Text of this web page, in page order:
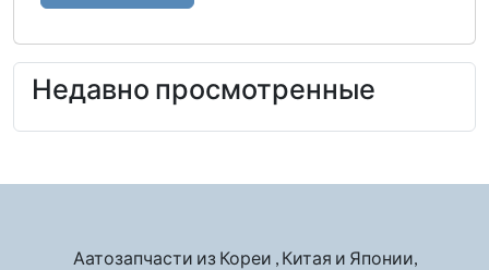
Недавно просмотренные
Аатозапчасти из Кореи , Китая и Японии,